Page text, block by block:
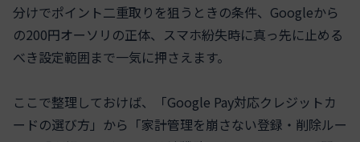
分けでポイント二重取りを狙うときの条件、Googleから
の200円オーソリの正体、スマホ紛失時に真っ先に止める
べき設定範囲まで一気に押さえます。
ここで整理しておけば、「Google Pay対応クレジットカ
ードの選び方」から「家計管理を崩さない登録・削除ルー